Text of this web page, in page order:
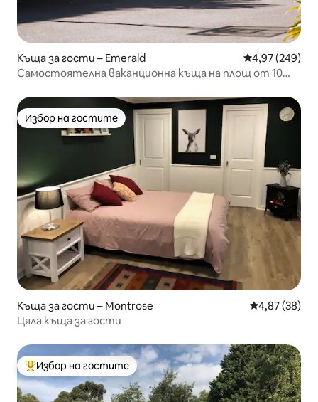
Къща за гости – Emerald Средна
4,97 (249)
Самостоятелна ваканционна къща на площ от 10
Избор на гостите
Избор на гостите
Къща за гости – Montrose Средна
4,87 (38)
Цяла къща за гости
Най-популярен избор на гостите
Избор на гостите